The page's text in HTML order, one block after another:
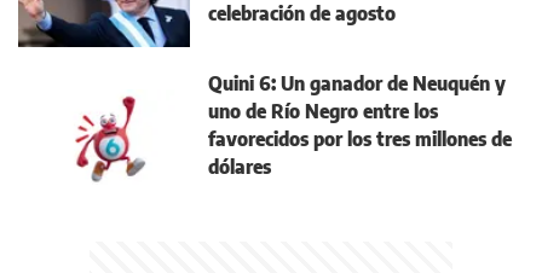
celebración de agosto
Quini 6: Un ganador de Neuquén y
uno de Río Negro entre los
favorecidos por los tres millones de
dólares